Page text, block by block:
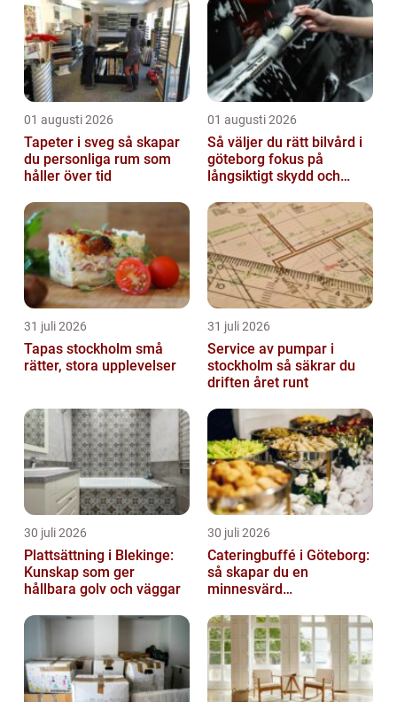
01 augusti 2026
Tapeter i sveg så skapar
du personliga rum som
håller över tid
01 augusti 2026
Så väljer du rätt bilvård i
göteborg fokus på
långsiktigt skydd och
31 juli 2026
Tapas stockholm små
rätter, stora upplevelser
31 juli 2026
Service av pumpar i
stockholm så säkrar du
driften året runt
30 juli 2026
Plattsättning i Blekinge:
Kunskap som ger
hållbara golv och väggar
30 juli 2026
Cateringbuffé i Göteborg:
så skapar du en
minnesvärd